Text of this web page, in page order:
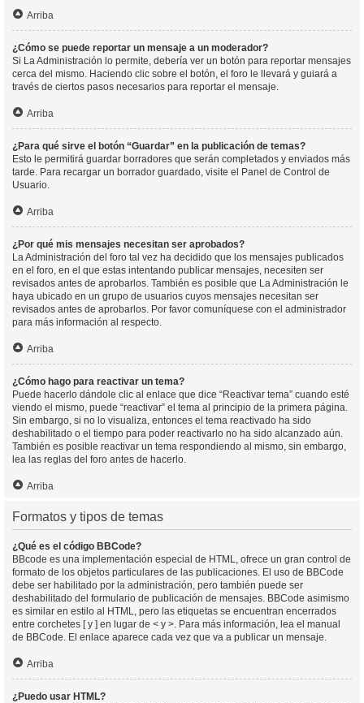
Arriba
¿Cómo se puede reportar un mensaje a un moderador?
Si La Administración lo permite, debería ver un botón para reportar mensajes
cerca del mismo. Haciendo clic sobre el botón, el foro le llevará y guiará a
través de ciertos pasos necesarios para reportar el mensaje.
Arriba
¿Para qué sirve el botón “Guardar” en la publicación de temas?
Esto le permitirá guardar borradores que serán completados y enviados más
tarde. Para recargar un borrador guardado, visite el Panel de Control de
Usuario.
Arriba
¿Por qué mis mensajes necesitan ser aprobados?
La Administración del foro tal vez ha decidido que los mensajes publicados
en el foro, en el que estas intentando publicar mensajes, necesiten ser
revisados antes de aprobarlos. También es posible que La Administración le
haya ubicado en un grupo de usuarios cuyos mensajes necesitan ser
revisados antes de aprobarlos. Por favor comuníquese con el administrador
para más información al respecto.
Arriba
¿Cómo hago para reactivar un tema?
Puede hacerlo dándole clic al enlace que dice “Reactivar tema” cuando esté
viendo el mismo, puede “reactivar” el tema al principio de la primera página.
Sin embargo, si no lo visualiza, entonces el tema reactivado ha sido
deshabilitado o el tiempo para poder reactivarlo no ha sido alcanzado aún.
También es posible reactivar un tema respondiendo al mismo, sin embargo,
lea las reglas del foro antes de hacerlo.
Arriba
Formatos y tipos de temas
¿Qué es el código BBCode?
BBcode es una implementación especial de HTML, ofrece un gran control de
formato de los objetos particulares de las publicaciones. El uso de BBCode
debe ser habilitado por la administración, pero también puede ser
deshabilitado del formulario de publicación de mensajes. BBCode asimismo
es similar en estilo al HTML, pero las etiquetas se encuentran encerrados
entre corchetes [ y ] en lugar de < y >. Para más información, lea el manual
de BBCode. El enlace aparece cada vez que va a publicar un mensaje.
Arriba
¿Puedo usar HTML?